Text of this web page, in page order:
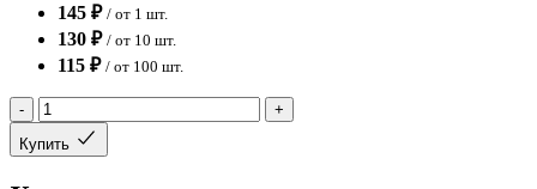
145 ₽ / от 1 шт.
130 ₽ / от 10 шт.
115 ₽ / от 100 шт.
-
+
Купить